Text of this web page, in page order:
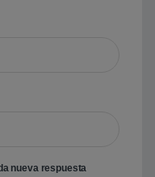
nueva respuesta